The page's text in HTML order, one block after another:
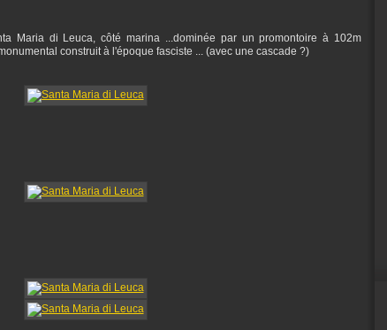
Maria di Leuca, côté marina ...dominée par un promontoire à 102m
construit à l'époque fasciste ... (avec une cascade ?)